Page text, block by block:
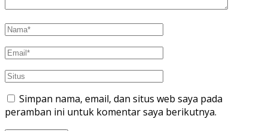
Simpan nama, email, dan situs web saya pada
peramban ini untuk komentar saya berikutnya.